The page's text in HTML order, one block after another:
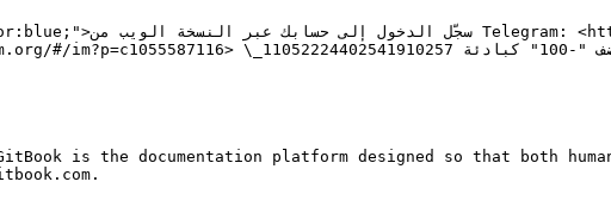
is the documentation platform designed so that both